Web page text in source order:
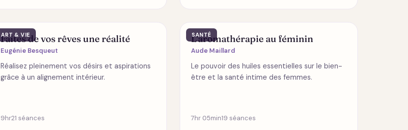
ART & VIE
Faites de vos rêves une réalité
Eugénie Besqueut
Réalisez pleinement vos désirs et aspirations
grâce à un alignement intérieur.
9hr21 séances
SANTÉ
L'aromathérapie au féminin
Aude Maillard
Le pouvoir des huiles essentielles sur le bien-
être et la santé intime des femmes.
7hr 05min19 séances